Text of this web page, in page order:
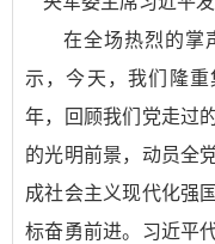
在全场热烈的掌
示，今天，我们隆
年，回顾我们党走过
的光明前景，动员全
成社会主义现代化强
标奋勇前进。习近平